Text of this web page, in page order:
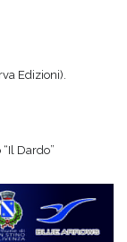
Edizioni).
Dardo”